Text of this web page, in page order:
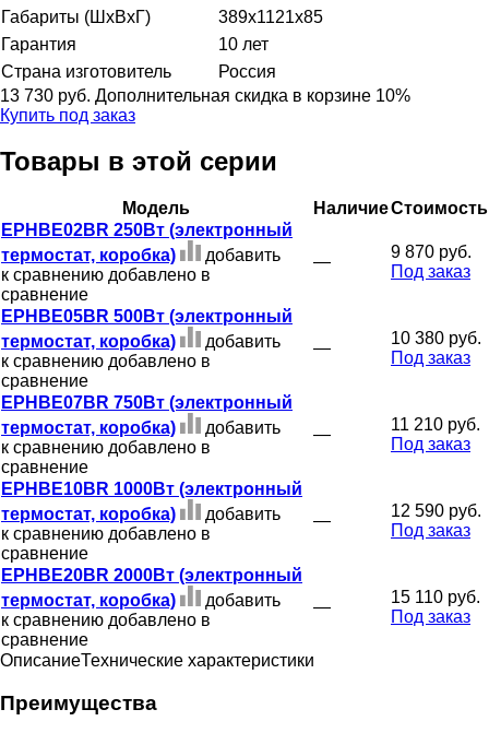
Габариты (ШхВхГ)
389x1121x85
Гарантия
10 лет
Страна изготовитель
Россия
13 730 руб. Дополнительная скидка в корзине 10%
Купить под заказ
Товары в этой серии
Модель НаличиеСтоимость
EPHBE02BR 250Вт (электронный
термостат, коробка)
добавить
к сравнению добавлено в
сравнение
—
9 870 руб.
Под заказ
EPHBE05BR 500Вт (электронный
термостат, коробка)
добавить
к сравнению добавлено в
сравнение
—
10 380 руб.
Под заказ
EPHBE07BR 750Вт (электронный
термостат, коробка)
добавить
к сравнению добавлено в
сравнение
—
11 210 руб.
Под заказ
EPHBE10BR 1000Вт (электронный
термостат, коробка)
добавить
к сравнению добавлено в
сравнение
—
12 590 руб.
Под заказ
EPHBE20BR 2000Вт (электронный
термостат, коробка)
добавить
к сравнению добавлено в
сравнение
—
15 110 руб.
Под заказ
ОписаниеТехнические характеристики
Преимущества